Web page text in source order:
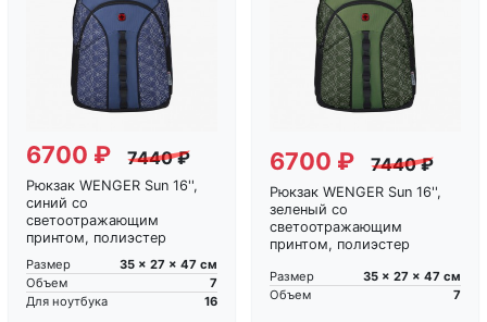
Загрузка...
6700 ₽ 7440 ₽
Рюкзак WENGER Sun 16'',
синий со
светоотражающим
принтом, полиэстер
Размер
35 x 27 x 47 см
Объем
7
Для ноутбука
16
Загрузка...
6700 ₽ 7440 ₽
Рюкзак WENGER Sun 16'',
зеленый со
светоотражающим
принтом, полиэстер
Размер
35 x 27 x 47 см
Объем
7